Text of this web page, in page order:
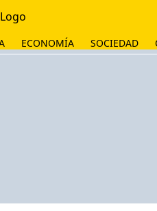
ECONOMÍA SOCIEDAD